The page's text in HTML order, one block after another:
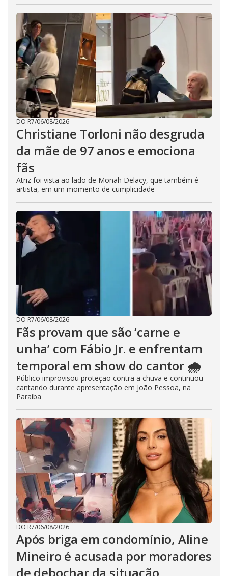
DO R7/06/08/2026
Christiane Torloni não desgruda
da mãe de 97 anos e emociona
fãs
Atriz foi vista ao lado de Monah Delacy, que também é
artista, em um momento de cumplicidade
DO R7/06/08/2026
Fãs provam que são ‘carne e
unha’ com Fábio Jr. e enfrentam
temporal em show do cantor 🌧️
Público improvisou proteção contra a chuva e continuou
cantando durante apresentação em João Pessoa, na
Paraíba
DO R7/06/08/2026
Após briga em condomínio, Aline
Mineiro é acusada por moradores